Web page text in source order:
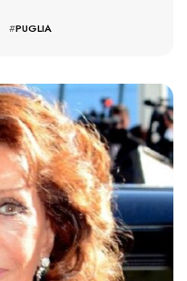
#PUGLIA